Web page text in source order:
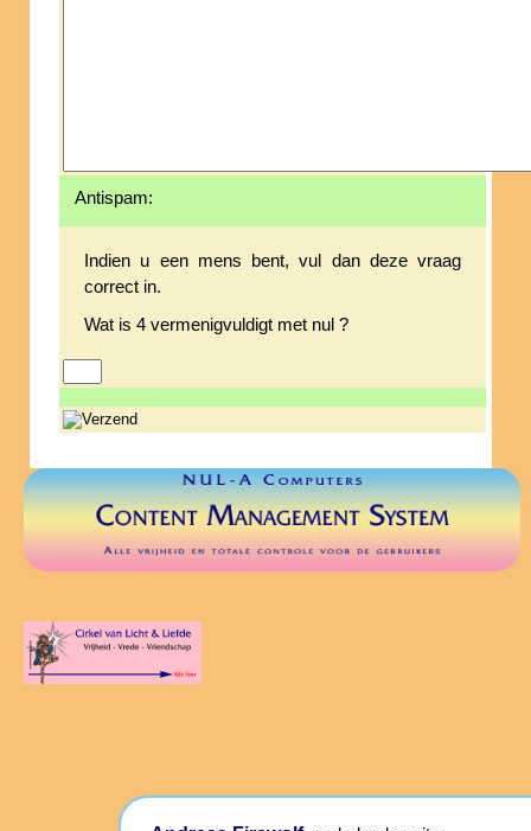
Antispam:
Indien u een mens bent, vul dan deze vraag
correct in.
Wat is 4 vermenigvuldigt met nul ?